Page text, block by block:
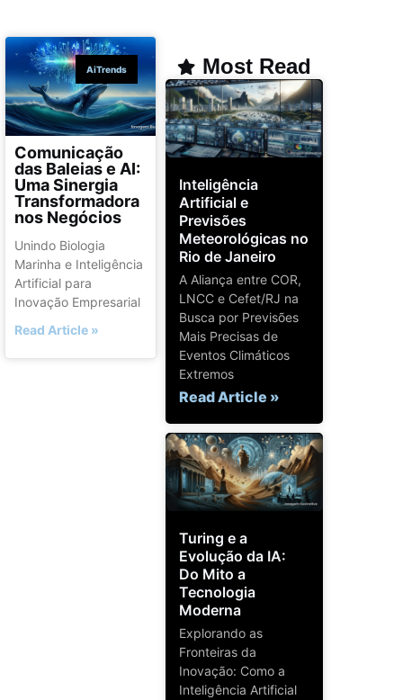
AiTrends
Comunicação
das Baleias e AI:
Uma Sinergia
Transformadora
nos Negócios
Unindo Biologia
Marinha e Inteligência
Artificial para
Inovação Empresarial
Read Article »
Most Read
Inteligência
Artificial e
Previsões
Meteorológicas no
Rio de Janeiro
A Aliança entre COR,
LNCC e Cefet/RJ na
Busca por Previsões
Mais Precisas de
Eventos Climáticos
Extremos
Read Article »
Turing e a
Evolução da IA:
Do Mito a
Tecnologia
Moderna
Explorando as
Fronteiras da
Inovação: Como a
Inteligência Artificial